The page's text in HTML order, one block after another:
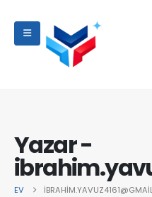
Yazar -
EV